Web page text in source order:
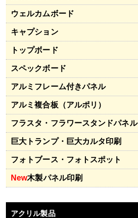
ウェルカムボード
キャプション
トップボード
スペックボード
アルミフレーム付きパネル
アルミ複合板（アルポリ）
フラスタ・フラワースタンドパネル
巨大トランプ・巨大カルタ印刷
フォトブース・フォトスポット
New木製パネル印刷
アクリル製品